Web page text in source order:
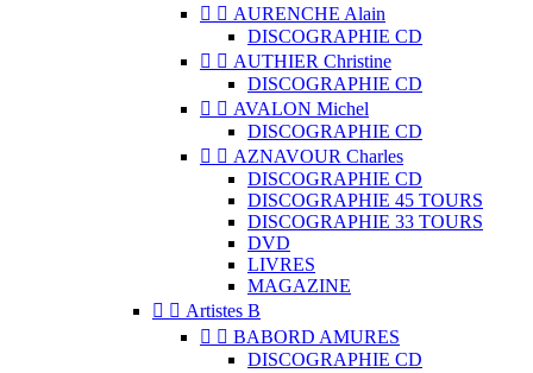
  AURENCHE Alain
DISCOGRAPHIE CD
  AUTHIER Christine
DISCOGRAPHIE CD
  AVALON Michel
DISCOGRAPHIE CD
  AZNAVOUR Charles
DISCOGRAPHIE CD
DISCOGRAPHIE 45 TOURS
DISCOGRAPHIE 33 TOURS
DVD
LIVRES
MAGAZINE
  Artistes B
  BABORD AMURES
DISCOGRAPHIE CD